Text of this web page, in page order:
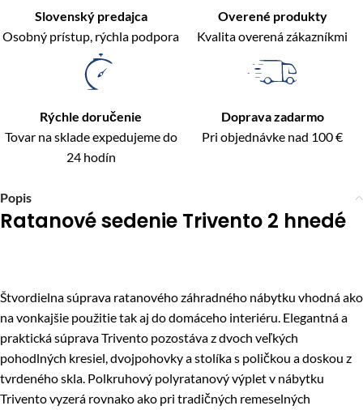
Slovenský predajca
Osobný prístup, rýchla podpora
Overené produkty
Kvalita overená zákazníkmi
Rýchle doručenie
Tovar na sklade expedujeme do
24 hodín
Doprava zadarmo
Pri objednávke nad 100 €
Popis
Ratanové sedenie Trivento 2 hnedé
Štvordielna súprava ratanového záhradného nábytku vhodná ako
na vonkajšie použitie tak aj do domáceho interiéru. Elegantná a
praktická súprava Trivento pozostáva z dvoch veľkých
pohodlných kresiel, dvojpohovky a stolíka s poličkou a doskou z
tvrdeného skla. Polkruhový polyratanový výplet v nábytku
Trivento vyzerá rovnako ako pri tradičných remeselných